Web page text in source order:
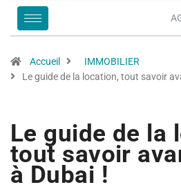
Accueil
IMMOBILIER
Le guide de la location, tout savoir
Le guide de la
tout savoir
à Dubai !